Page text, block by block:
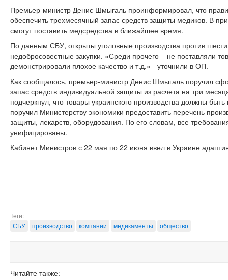
Премьер-министр Денис Шмыгаль проинформировал, что
обеспечить трехмесячный запас средств защиты медиков. В
смогут поставить медсредства в ближайшее время.
По данным СБУ, открыты уголовные производства против
недобросовестные закупки. «Среди прочего – не поставляли
демонстрировали плохое качество и т.д.» - уточнили в ОП.
Как сообщалось, премьер-министр Денис Шмыгаль поручил
запас средств индивидуальной защиты из расчета на три
подчеркнул, что товары украинского производства должны
поручил Министерству экономики предоставить перечень
защиты, лекарств, оборудования. По его словам, все
унифицированы.
Кабинет Министров с 22 мая по 22 июня ввел в Украине
Теги:
СБУ
производство компании медикаменты общество
Читайте также: